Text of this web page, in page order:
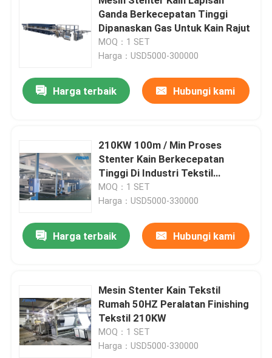
Ganda Berkecepatan Tinggi
Dipanaskan Gas Untuk Kain Rajut
MOQ：1 SET
Harga：USD5000-300000
Harga terbaik Hubungi kami
210KW 100m / Min Proses
Stenter Kain Berkecepatan
Tinggi Di Industri Tekstil
2800mm
MOQ：1 SET
Harga：USD5000-330000
Harga terbaik Hubungi kami
Mesin Stenter Kain Tekstil
Rumah 50HZ Peralatan Finishing
Tekstil 210KW
MOQ：1 SET
Harga：USD5000-330000